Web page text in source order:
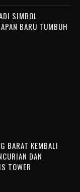
SIMBOL
BARU TUMBUH
BARAT KEMBALI
DAN
TOWER